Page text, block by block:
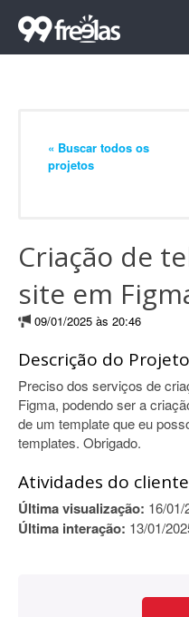
« Buscar todos os
projetos
Criação de
site em
09/01/2025 às 20:46
Descrição do
Preciso dos serviços de
Figma, podendo ser a
de um template que eu
templates. Obrigado.
Atividades do
Última visualização: 16/
Última interação: 13/01/